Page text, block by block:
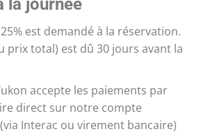
la journée
est demandé à la réservation.
prix total) est dû 30 jours avant la
accepte les paiements par
direct sur notre compte
Interac ou virement bancaire)